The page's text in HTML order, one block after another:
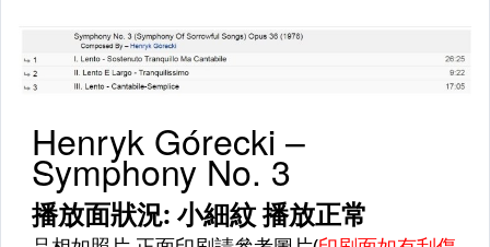
旅遊書籍小說書刊
集郵